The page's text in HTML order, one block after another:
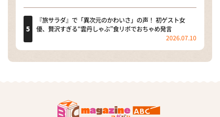
『旅サラダ』で「異次元のかわいさ」の声！ 初ゲスト女
優、贅沢すぎる“雲丹しゃぶ”食リポでおちゃめ発言
2026.07.10